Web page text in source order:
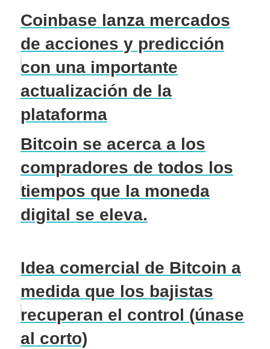
Coinbase lanza mercados
de acciones y predicción
con una importante
actualización de la
plataforma
Bitcoin se acerca a los
compradores de todos los
tiempos que la moneda
digital se eleva.
Idea comercial de Bitcoin a
medida que los bajistas
recuperan el control (únase
al corto)